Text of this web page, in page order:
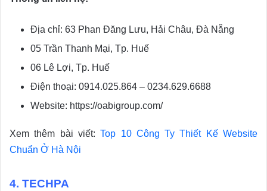
Địa chỉ: 63 Phan Đăng Lưu, Hải Châu, Đà Nẵng
05 Trần Thanh Mại, Tp. Huế
06 Lê Lợi, Tp. Huế
Điện thoại: 0914.025.864 – 0234.629.6688
Website: https://oabigroup.com/
Xem thêm bài viết:Top 10 Công Ty Thiết Kế Website
Chuẩn Ở Hà Nội
4. TECHPA